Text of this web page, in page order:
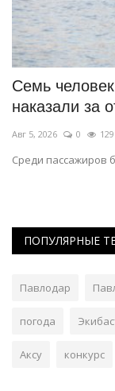
Семь
наказали за
Авг 5, 2026 0 129
Среди пассажиров
ПОПУЛЯРНЫЕ
Павлодар
погода
Аксу конкурс